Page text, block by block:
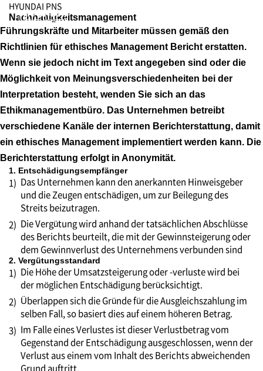
HYUNDAI PNS
Nachhaltigkeitsmanagement
Führungskräfte und Mitarbeiter müssen gemäß den
Richtlinien für ethisches Management Bericht erstatten.
Wenn sie jedoch nicht im Text angegeben sind oder die
Möglichkeit von Meinungsverschiedenheiten bei der
Interpretation besteht, wenden Sie sich an das
Ethikmanagementbüro. Das Unternehmen betreibt
verschiedene Kanäle der internen Berichterstattung, damit
ein ethisches Management implementiert werden kann. Die
Berichterstattung erfolgt in Anonymität.
1. Entschädigungsempfänger
1) Das Unternehmen kann den anerkannten Hinweisgeber
und die Zeugen entschädigen, um zur Beilegung des
Streits beizutragen.
2) Die Vergütung wird anhand der tatsächlichen Abschlüsse
des Berichts beurteilt, die mit der Gewinnsteigerung oder
dem Gewinnverlust des Unternehmens verbunden sind
2. Vergütungsstandard
1) Die Höhe der Umsatzsteigerung oder -verluste wird bei
der möglichen Entschädigung berücksichtigt.
2) Überlappen sich die Gründe für die Ausgleichszahlung im
selben Fall, so basiert dies auf einem höheren Betrag.
3) Im Falle eines Verlustes ist dieser Verlustbetrag vom
Gegenstand der Entschädigung ausgeschlossen, wenn der
Verlust aus einem vom Inhalt des Berichts abweichenden
Grund auftritt.